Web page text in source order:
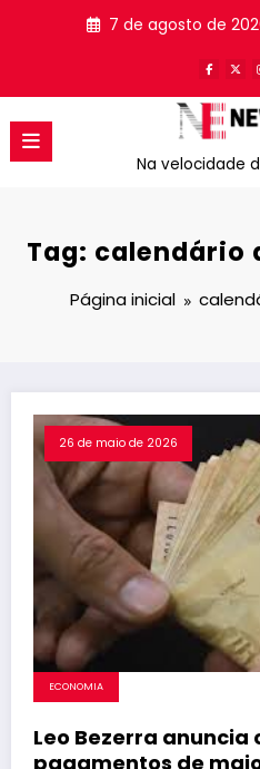
7 de agosto de
Na velocidade
Tag: calendário
Página inicial
26 de maio de 2026
ECONOMIA
Leo Bezerra
pagamentos de